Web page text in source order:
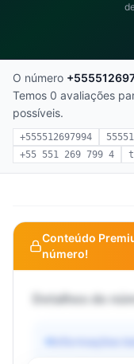
O número
Temos 0 avaliações
possíveis.
+555512697994
+55 551 269 799 4
Conteúdo
número!
Detalhes do
Informações